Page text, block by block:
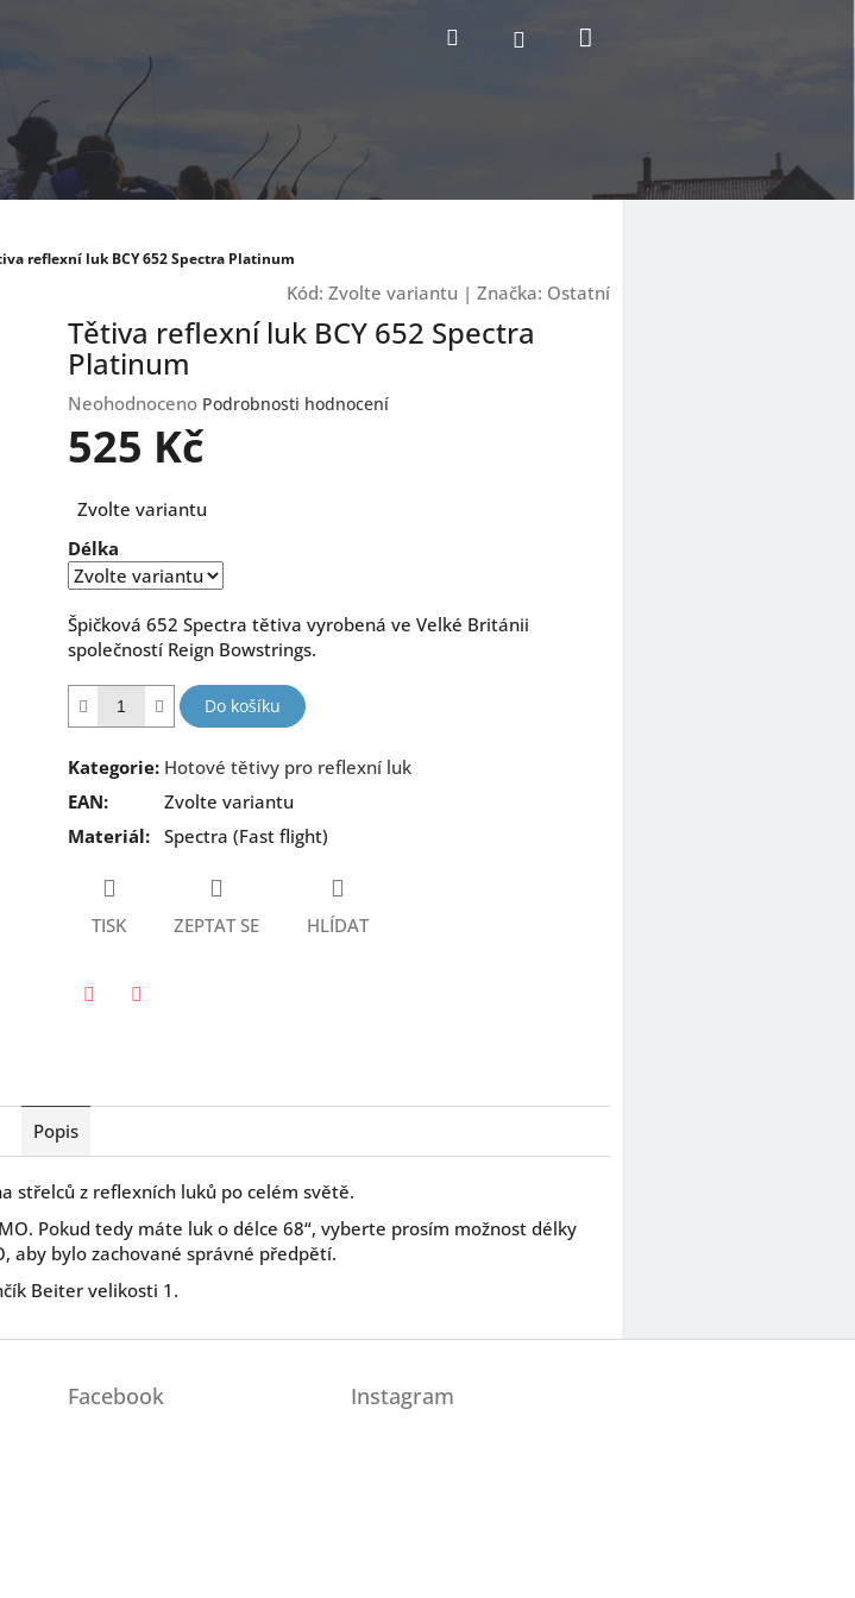
Hledat Přihlášení
reflexní luk BCY 652 Spectra Platinum
Kód: Zvolte variantu | Značka: Ostatní
Tětiva reflexní luk BCY 652 Spectra
Platinum
Průměrné
hodnocení
produktu
0,0
5
hvězdiček.
Neohodnoceno Podrobnosti hodnocení
525 Kč
cena:
Zvolte variantu
Délka
Špičková 652 Spectra tětiva vyrobená ve Velké Británii
společností Reign Bowstrings.
Do košíku
Kategorie: Hotové tětivy pro reflexní luk
EAN:
Zvolte variantu
Materiál: Spectra (Fast flight)
TISK ZEPTAT SE HLÍDAT
Popis
střelců z reflexních luků po celém světě.
Pokud tedy máte luk o délce 68“, vyberte prosím možnost délky
aby bylo zachované správné předpětí.
Beiter velikosti 1.
Facebook Instagram